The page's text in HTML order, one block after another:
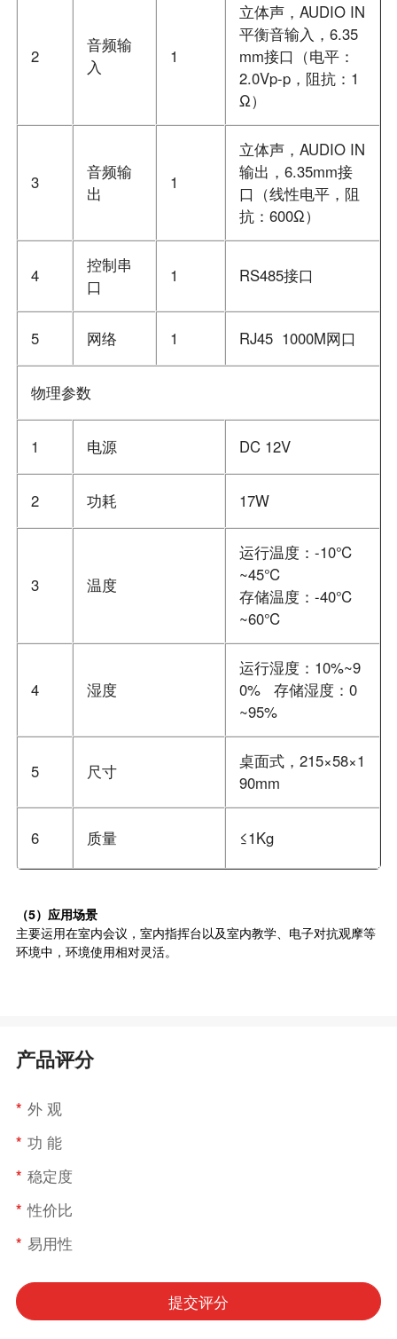
2
音频输
入
1
立体声，AUDIO IN
平衡音输入，6.35
mm接口（电平：
2.0Vp-p，阻抗：1
Ω）
3
音频输
出
1
立体声，AUDIO IN
输出，6.35mm接
口（线性电平，阻
抗：600Ω）
4
控制串
口
1 RS485接口
5 网络 1 RJ45 1000M网口
物理参数
1 电源 DC 12V
2 功耗 17W
3 温度
运行温度：-10℃
~45℃
存储温度：-40℃
~60℃
4 湿度
运行湿度：10%~9
0% 存储湿度：0
~95%
5 尺寸
桌面式，215×58×1
90mm
6 质量 ≤1Kg
（5）应用场景
主要运用在室内会议，室内指挥台以及室内教学、电子对抗观摩等
环境中，环境使用相对灵活。
产品评分
* 外 观
* 功 能
* 稳定度
* 性价比
* 易用性
提交评分